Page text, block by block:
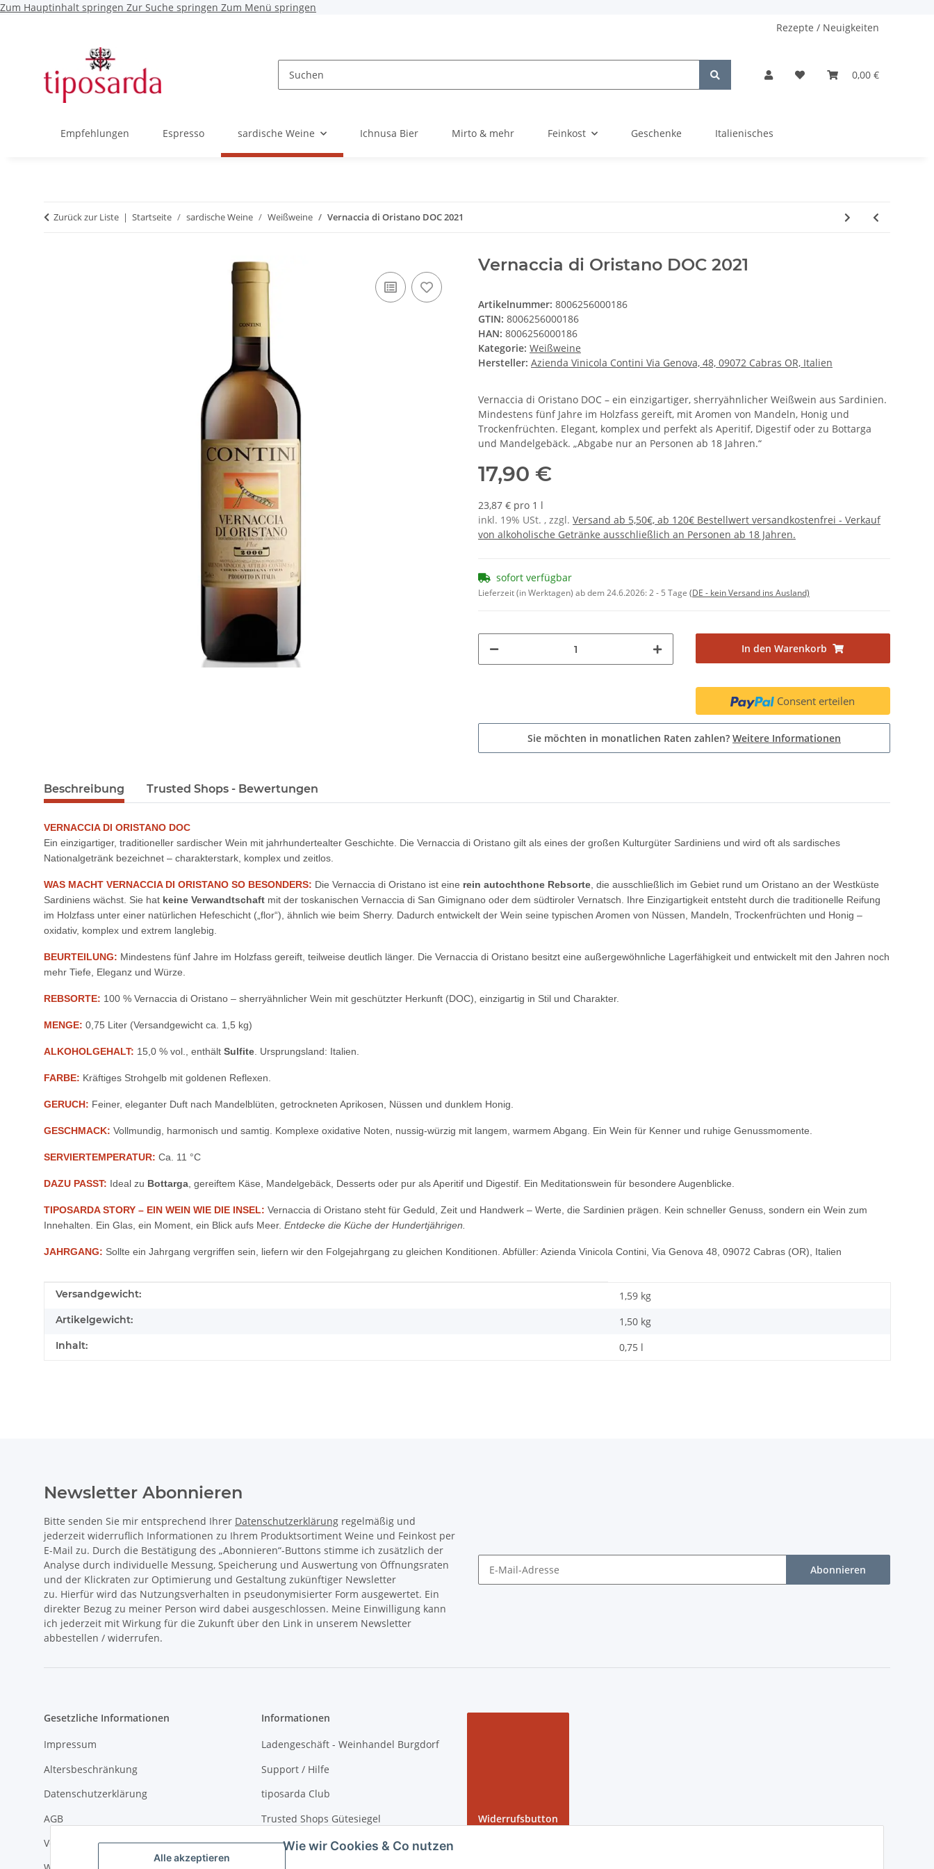
Zum Hauptinhalt springen Zur Suche springen Zum Menü springen
Alle akzeptieren
Wie wir Cookies & Co nutzen
Rezepte / Neuigkeiten
0,00 €
Empfehlungen Espresso sardische Weine Ichnusa Bier Mirto & mehr Feinkost Geschenke Italienisches
Zurück zur Liste Startseite sardische Weine Weißweine Vernaccia di Oristano DOC 2021
Vernaccia di Oristano DOC 2021
Artikelnummer: 8006256000186
GTIN: 8006256000186
HAN: 8006256000186
Kategorie: Weißweine
Hersteller: Azienda Vinicola Contini Via Genova, 48, 09072 Cabras OR, Italien
Vernaccia di Oristano DOC – ein einzigartiger, sherryähnlicher Weißwein aus Sardinien.
Mindestens fünf Jahre im Holzfass gereift, mit Aromen von Mandeln, Honig und
Trockenfrüchten. Elegant, komplex und perfekt als Aperitif, Digestif oder zu Bottarga
und Mandelgebäck. „Abgabe nur an Personen ab 18 Jahren.“
17,90 €
23,87 € pro 1 l
inkl. 19% USt. , zzgl. Versand ab 5,50€, ab 120€ Bestellwert versandkostenfrei - Verkauf
von alkoholische Getränke ausschließlich an Personen ab 18 Jahren.
sofort verfügbar
Lieferzeit (in Werktagen) ab dem 24.6.2026:2 - 5 Tage (DE - kein Versand ins Ausland)
In den Warenkorb
Consent erteilen
Sie möchten in monatlichen Raten zahlen? Weitere Informationen
Beschreibung Trusted Shops - Bewertungen
VERNACCIA DI ORISTANO DOC
Ein einzigartiger, traditioneller sardischer Wein mit jahrhundertealter Geschichte. Die Vernaccia di Oristano gilt als eines der großen Kulturgüter Sardiniens und wird oft als sardisches
Nationalgetränk bezeichnet – charakterstark, komplex und zeitlos.
WAS MACHT VERNACCIA DI ORISTANO SO BESONDERS: Die Vernaccia di Oristano ist eine rein autochthone Rebsorte , die ausschließlich im Gebiet rund um Oristano an der Westküste
Sardiniens wächst. Sie hat keine Verwandtschaft mit der toskanischen Vernaccia di San Gimignano oder dem südtiroler Vernatsch. Ihre Einzigartigkeit entsteht durch die traditionelle Reifung
im Holzfass unter einer natürlichen Hefeschicht („flor“), ähnlich wie beim Sherry. Dadurch entwickelt der Wein seine typischen Aromen von Nüssen, Mandeln, Trockenfrüchten und Honig –
oxidativ, komplex und extrem langlebig.
BEURTEILUNG: Mindestens fünf Jahre im Holzfass gereift, teilweise deutlich länger. Die Vernaccia di Oristano besitzt eine außergewöhnliche Lagerfähigkeit und entwickelt mit den Jahren noch
mehr Tiefe, Eleganz und Würze.
REBSORTE: 100 % Vernaccia di Oristano – sherryähnlicher Wein mit geschützter Herkunft (DOC), einzigartig in Stil und Charakter.
MENGE: 0,75 Liter (Versandgewicht ca. 1,5 kg)
ALKOHOLGEHALT: 15,0 % vol., enthält Sulfite . Ursprungsland: Italien.
FARBE: Kräftiges Strohgelb mit goldenen Reflexen.
GERUCH: Feiner, eleganter Duft nach Mandelblüten, getrockneten Aprikosen, Nüssen und dunklem Honig.
GESCHMACK: Vollmundig, harmonisch und samtig. Komplexe oxidative Noten, nussig-würzig mit langem, warmem Abgang. Ein Wein für Kenner und ruhige Genussmomente.
SERVIERTEMPERATUR: Ca. 11 °C
DAZU PASST: Ideal zu Bottarga , gereiftem Käse, Mandelgebäck, Desserts oder pur als Aperitif und Digestif. Ein Meditationswein für besondere Augenblicke.
TIPOSARDA STORY – EIN WEIN WIE DIE INSEL: Vernaccia di Oristano steht für Geduld, Zeit und Handwerk – Werte, die Sardinien prägen. Kein schneller Genuss, sondern ein Wein zum
Innehalten. Ein Glas, ein Moment, ein Blick aufs Meer. Entdecke die Küche der Hundertjährigen.
JAHRGANG: Sollte ein Jahrgang vergriffen sein, liefern wir den Folgejahrgang zu gleichen Konditionen. Abfüller: Azienda Vinicola Contini, Via Genova 48, 09072 Cabras (OR), Italien
Produkteigenschaft
Wert
Versandgewicht: 1,59 kg
Artikelgewicht: 1,50 kg
Inhalt: 0,75 l
Newsletter Abonnieren
Bitte senden Sie mir entsprechend Ihrer Datenschutzerklärung regelmäßig und
jederzeit widerruflich Informationen zu Ihrem Produktsortiment Weine und Feinkost per
E-Mail zu. Durch die Bestätigung des „Abonnieren“-Buttons stimme ich zusätzlich der
Analyse durch individuelle Messung, Speicherung und Auswertung von Öffnungsraten
und der Klickraten zur Optimierung und Gestaltung zukünftiger Newsletter
zu. Hierfür wird das Nutzungsverhalten in pseudonymisierter Form ausgewertet. Ein
direkter Bezug zu meiner Person wird dabei ausgeschlossen. Meine Einwilligung kann
ich jederzeit mit Wirkung für die Zukunft über den Link in unserem Newsletter
abbestellen / widerrufen.
Abonnieren
Gesetzliche Informationen
Impressum
Altersbeschränkung
Datenschutzerklärung
AGB
Versand- und Zahlungsbedingungen
Informationen
Ladengeschäft - Weinhandel Burgdorf
Support / Hilfe
tiposarda Club
Trusted Shops Gütesiegel
Virtueller Rundgang bei tiposarda
Widerrufsbutton